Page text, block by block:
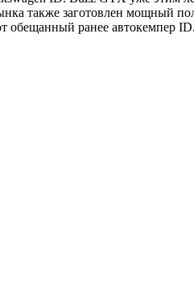
также заготовлен мощный
ранее автокемпер